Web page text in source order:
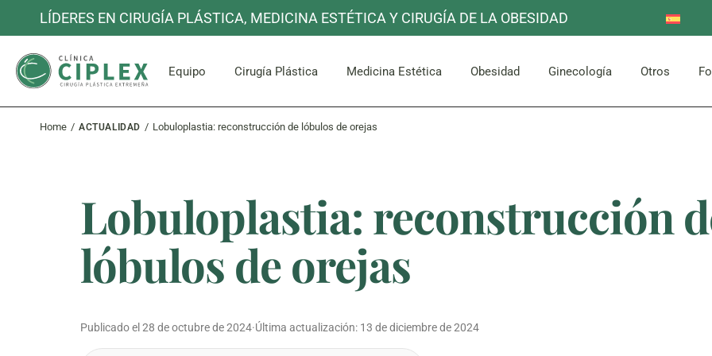
the
LÍDERES EN CIRUGÍA PLÁSTICA, MEDICINA ESTÉTICA Y CIRUGÍA DE LA OBESIDAD
Equipo Cirugía Plástica
Abdomen y Glúteos
Medicina Estética Obesidad Ginecología Otros
Mama
Reducción de Estómago
Bypass Gástrico
Otros
Home ACTUALIDAD Lobuloplastia: reconstrucción de lóbulos de orejas
Lobuloplastia: reconstrucción
lóbulos de orejas
Publicado el 28 de octubre de 2024·Última actualización: 13 de diciembre de 2024